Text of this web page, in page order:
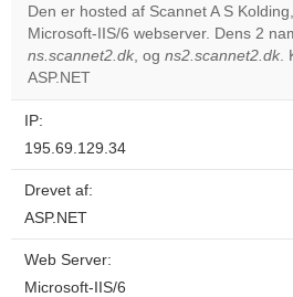
Den er hosted af Scannet A S
Microsoft-IIS/6 webserver. Dens 2
ns.scannet2.dk, og ns2.scannet2.dk.
ASP.NET
IP:
195.69.129.34
Drevet af:
ASP.NET
Web Server:
Microsoft-IIS/6